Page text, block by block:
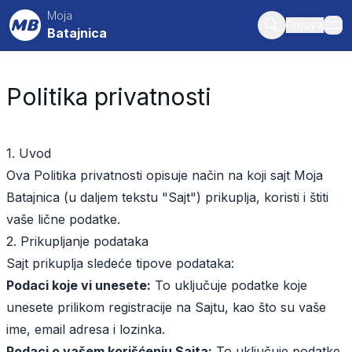
Moja
Batajnica
Politika privatnosti
1. Uvod
Ova Politika privatnosti opisuje način na koji sajt Moja
Batajnica (u daljem tekstu "Sajt") prikuplja, koristi i štiti
vaše lične podatke.
2. Prikupljanje podataka
Sajt prikuplja sledeće tipove podataka:
Podaci koje vi unesete: To uključuje podatke koje
unesete prilikom registracije na Sajtu, kao što su vaše
ime, email adresa i lozinka.